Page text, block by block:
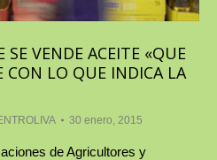
VENDE ACEITE «QUE
CON LO QUE INDICA LA
30 enero, 2015
de Agricultores y